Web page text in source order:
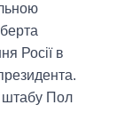
Росії в
штабу Пол